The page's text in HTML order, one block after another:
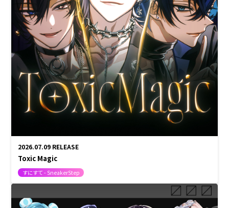
2026.07.09 RELEASE
Toxic Magic
すにすて - SneakerStep